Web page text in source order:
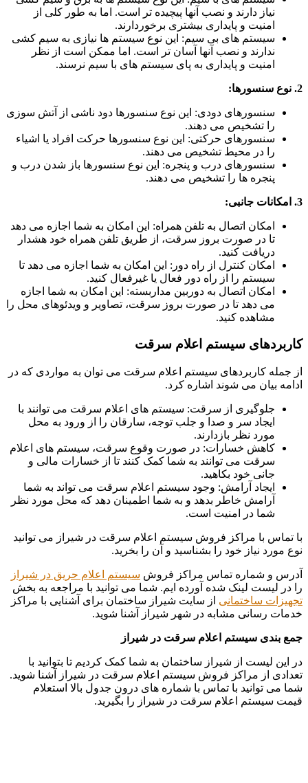
نیاز دارند و نصب آنها پیچیده تر است. اما به طور کلی از
امنیت و پایداری بیشتری برخوردارند.
سیستم های بی سیم: این نوع سیستم ها نیازی به سیم کشی
ندارند و نصب آنها آسان تر است. اما ممکن است از نظر
امنیت و پایداری به پای سیستم های با سیم نرسند.
2. نوع سنسورها:
سنسورهای دودی: این نوع سنسورها دود ناشی از آتش سوزی
را تشخیص می دهند.
سنسورهای حرکتی: این نوع سنسورها حرکت افراد یا اشیاء
را در محیط تشخیص می دهند.
سنسورهای درب و پنجره: این نوع سنسورها باز شدن درب و
پنجره ها را تشخیص می دهند.
3. امکانات جانبی:
امکان اتصال به تلفن همراه: این امکان به شما اجازه می دهد
تا در صورت بروز سرقت، از طریق تلفن همراه خود هشدار
دریافت کنید.
امکان کنترل از راه دور: این امکان به شما اجازه می دهد تا
سیستم را از راه دور فعال یا غیرفعال کنید.
امکان اتصال به دوربین مداربسته: این امکان به شما اجازه
می دهد تا در صورت بروز سرقت، تصاویر و ویدئوهای محل را
مشاهده کنید.
کاربردهای سیستم اعلام سرقت
از جمله کاربردهای سیستم اعلام سرقت می توان به مواردی که در
ادامه بیان می شوند اشاره کرد.
جلوگیری از سرقت: سیستم های اعلام سرقت می توانند با
ایجاد سر و صدا و جلب توجه، سارقان را از ورود به محل
مورد نظر بازدارند.
کاهش خسارات: در صورت وقوع سرقت، سیستم های اعلام
سرقت می توانند به شما کمک کنند تا از خسارات مالی و
جانی خود بکاهید.
ایجاد آرامش: وجود سیستم اعلام سرقت می تواند به شما
آرامش خاطر بدهد و به شما اطمینان دهد که محل مورد نظر
شما در امنیت است.
با تماس با مراکز فروش سیستم اعلام سرقت در شیراز می توانید
نوع مورد نیاز خود را بشناسید و آن را بخرید.
آدرس و شماره تماس مراکز فروش سیستم اعلام حریق در شیراز
را در لیست لینک شده آورده ایم. شما می توانید با مراجعه به بخش
تجهیزات ساختمانی از سایت شیراز ساختمان برای آشنایی با مراکز
خدمات رسانی مشابه در شهر شیراز آشنا شوید.
جمع بندی سیستم اعلام سرقت در شیراز
در این لیست از شیراز ساختمان به شما کمک کردیم تا بتوانید با
تعدادی از مراکز فروش سیستم اعلام سرقت در شیراز آشنا شوید.
شما می توانید با تماس با شماره های درون جدول بالا استعلام
قیمت سیستم اعلام سرقت در شیراز را بگیرید.